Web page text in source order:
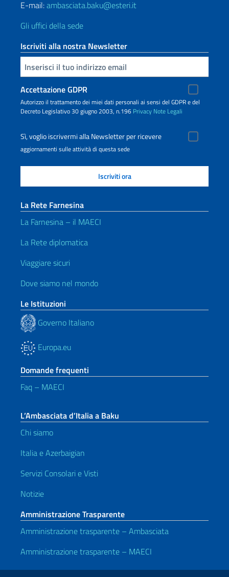
E-mail:ambasciata.baku@esteri.it
Gli uffici della sede
Iscriviti alla nostra Newsletter
Inserisci la tua email
Accettazione GDPR
Autorizzo il trattamento dei miei dati personali ai sensi del GDPR e del
Decreto Legislativo 30 giugno 2003, n.196 Privacy Note Legali
Sì, voglio iscrivermi alla Newsletter per ricevere
aggiornamenti sulle attività di questa sede
La Rete Farnesina
La Farnesina – il MAECI
La Rete diplomatica
Viaggiare sicuri
Dove siamo nel mondo
Le Istituzioni
Governo Italiano
Europa.eu
Domande frequenti
Faq – MAECI
L’Ambasciata d’Italia a Baku
Chi siamo
Italia e Azerbaigian
Servizi Consolari e Visti
Notizie
Amministrazione Trasparente
Amministrazione trasparente – Ambasciata
Amministrazione trasparente – MAECI